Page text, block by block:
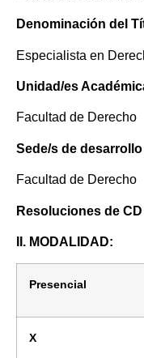
Denominación del
Especialista en
Unidad/es
Facultad de Derecho
Sede/s de
Facultad de Derecho
Resoluciones de
II. MODALIDAD:
Presencial
X